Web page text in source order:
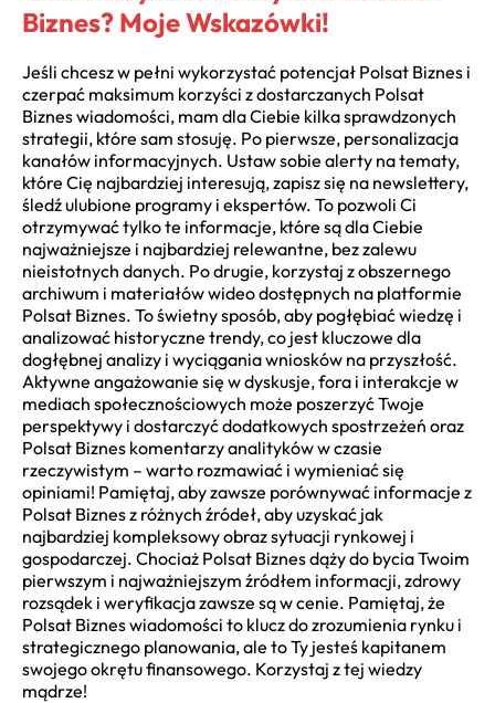
Biznes? Moje Wskazówki!
Jeśli chcesz w pełni wykorzystać potencjał Polsat Biznes i
czerpać maksimum korzyści z dostarczanych Polsat
Biznes wiadomości, mam dla Ciebie kilka sprawdzonych
strategii, które sam stosuję. Po pierwsze, personalizacja
kanałów informacyjnych. Ustaw sobie alerty na tematy,
które Cię najbardziej interesują, zapisz się na newslettery,
śledź ulubione programy i ekspertów. To pozwoli Ci
otrzymywać tylko te informacje, które są dla Ciebie
najważniejsze i najbardziej relewantne, bez zalewu
nieistotnych danych. Po drugie, korzystaj z obszernego
archiwum i materiałów wideo dostępnych na platformie
Polsat Biznes. To świetny sposób, aby pogłębiać wiedzę i
analizować historyczne trendy, co jest kluczowe dla
dogłębnej analizy i wyciągania wniosków na przyszłość.
Aktywne angażowanie się w dyskusje, fora i interakcje w
mediach społecznościowych może poszerzyć Twoje
perspektywy i dostarczyć dodatkowych spostrzeżeń oraz
Polsat Biznes komentarzy analityków w czasie
rzeczywistym – warto rozmawiać i wymieniać się
opiniami! Pamiętaj, aby zawsze porównywać informacje z
Polsat Biznes z różnych źródeł, aby uzyskać jak
najbardziej kompleksowy obraz sytuacji rynkowej i
gospodarczej. Chociaż Polsat Biznes dąży do bycia Twoim
pierwszym i najważniejszym źródłem informacji, zdrowy
rozsądek i weryfikacja zawsze są w cenie. Pamiętaj, że
Polsat Biznes wiadomości to klucz do zrozumienia rynku i
strategicznego planowania, ale to Ty jesteś kapitanem
swojego okrętu finansowego. Korzystaj z tej wiedzy
mądrze!